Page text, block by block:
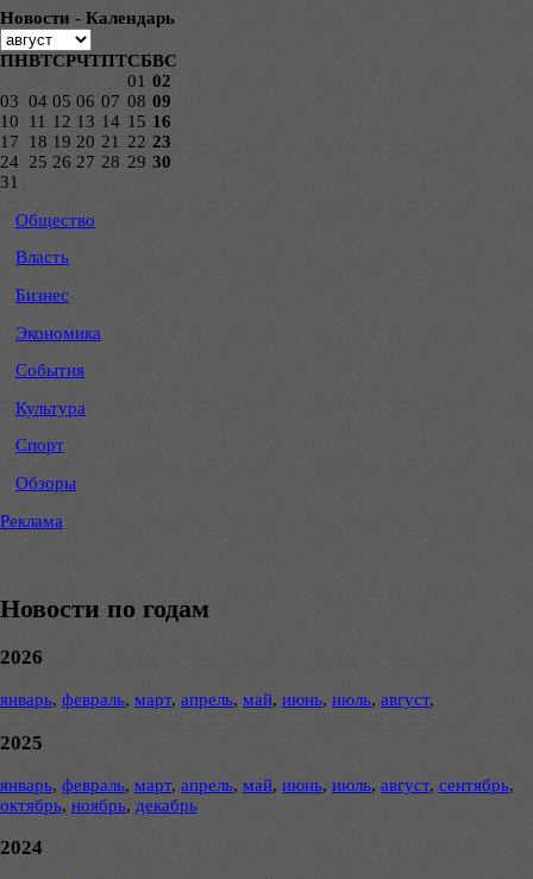
Новости - Календарь
ПНВТСРЧТПТСБВС
01 02
03 04 05 06 07 08 09
10
11 12 13 14 15 16
17
18 19 20 21 22 23
24 25 26 27 28 29 30
31
Общество
Власть
Бизнес
Экономика
События
Культура
Спорт
Обзоры
Реклама
Новости по годам
2026
январь, февраль, март, апрель, май, июнь, июль, август,
2025
январь, февраль, март, апрель, май, июнь, июль, август, сентябрь,
октябрь, ноябрь, декабрь
2024